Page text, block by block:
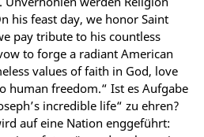
his feast day, we honor Saint
pay tribute to his countless
to forge a radiant American
values of faith in God, love
human freedom.“ Ist es Aufgabe
incredible life“ zu ehren?
auf eine Nation enggeführt: